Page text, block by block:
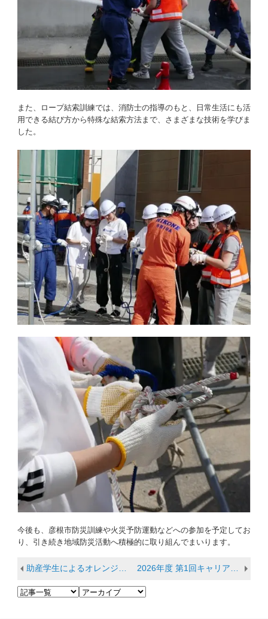
また、ロープ結索訓練では、消防士の指導のもと、日常生活にも活
用できる結び方から特殊な結索方法まで、さまざまな技術を学びま
した。
今後も、彦根市防災訓練や火災予防運動などへの参加を予定してお
り、引き続き地域防災活動へ積極的に取り組んでまいります。
助産学生によるオレンジリボン運動＆帯祝いの会 in 多賀大社